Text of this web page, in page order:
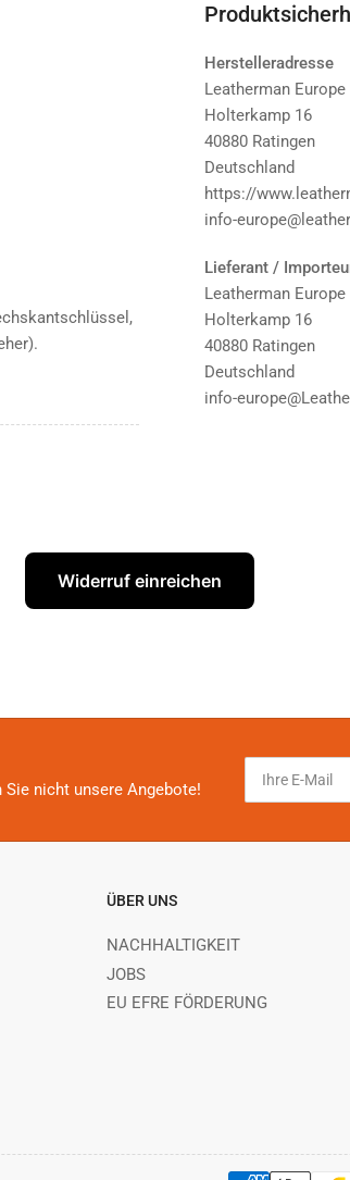
Herstelleradresse
Leatherman Europe
Holterkamp 16
40880 Ratingen
Deutschland
https://
info-
Lieferant /
Leatherman Europe
Holterkamp 16
40880 Ratingen
Deutschland
info-
Widerruf einreichen
Sie nicht unsere Angebote!
Ihre
Mail
ÜBER UNS
NACHHALTIGKEIT
JOBS
EU EFRE FÖRDERUNG